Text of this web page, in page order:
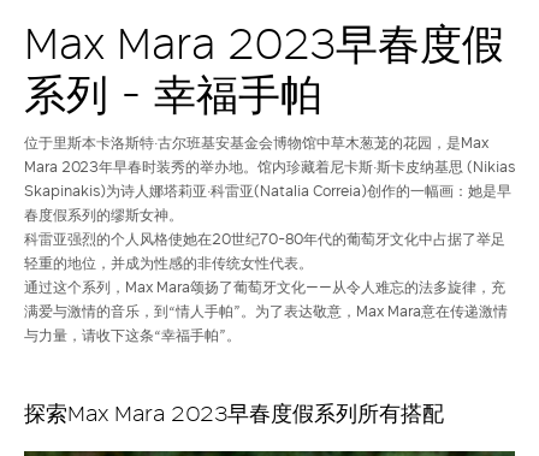
Max Mara 2023早春度假
系列 - 幸福手帕
位于里斯本卡洛斯特·古尔班基安基金会博物馆中草木葱茏的花园，是Max
Mara 2023年早春时装秀的举办地。馆内珍藏着尼卡斯·斯卡皮纳基思 (Nikias
Skapinakis)为诗人娜塔莉亚·科雷亚(Natalia Correia)创作的一幅画：她是早
春度假系列的缪斯女神。
科雷亚强烈的个人风格使她在20世纪70-80年代的葡萄牙文化中占据了举足
轻重的地位，并成为性感的非传统女性代表。
通过这个系列，Max Mara颂扬了葡萄牙文化——从令人难忘的法多旋律，充
满爱与激情的音乐，到“情人手帕”。为了表达敬意，Max Mara意在传递激情
与力量，请收下这条“幸福手帕”。
探索Max Mara 2023早春度假系列所有搭配